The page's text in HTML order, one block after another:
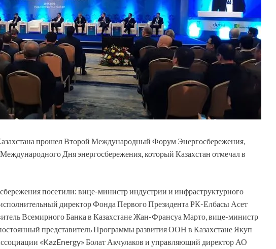
прошел Второй Международный Форум Энергосбережения,
Дня энергосбережения, который Казахстан отмечал в
посетили: вице-министр индустрии и инфраструктурного
директор Фонда Первого Президента РК-Елбасы Асет
Всемирного Банка в Казахстане Жан-Франсуа Марто, вице-министр
представитель Программы развития ООН в Казахстане Якуп
«KazEnergy» Болат Акчулаков и управляющий директор АО